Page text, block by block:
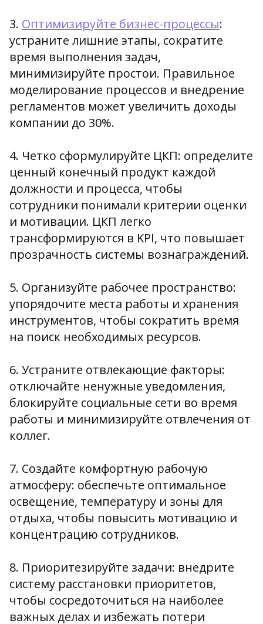
3. Оптимизируйте бизнес-процессы:
устраните лишние этапы, сократите
время выполнения задач,
минимизируйте простои. Правильное
моделирование процессов и внедрение
регламентов может увеличить доходы
компании до 30%.
4. Четко сформулируйте ЦКП: определите
ценный конечный продукт каждой
должности и процесса, чтобы
сотрудники понимали критерии оценки
и мотивации. ЦКП легко
трансформируются в KPI, что повышает
прозрачность системы вознаграждений.
5. Организуйте рабочее пространство:
упорядочите места работы и хранения
инструментов, чтобы сократить время
на поиск необходимых ресурсов.
6. Устраните отвлекающие факторы:
отключайте ненужные уведомления,
блокируйте социальные сети во время
работы и минимизируйте отвлечения от
коллег.
7. Создайте комфортную рабочую
атмосферу: обеспечьте оптимальное
освещение, температуру и зоны для
отдыха, чтобы повысить мотивацию и
концентрацию сотрудников.
8. Приоритезируйте задачи: внедрите
систему расстановки приоритетов,
чтобы сосредоточиться на наиболее
важных делах и избежать потери